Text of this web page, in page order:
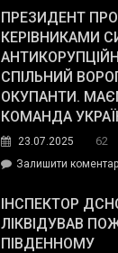
ОПЗ
з
резерву
ПРЕЗИДЕНТ
КЕРІВНИКАМИ
СПІЛЬНИЙ
ОКУПАНТИ.
КОМАНДА
23.07.2025 62
Залишити коментар
ІНСПЕКТОР
ЛІКВІДУВАВ
ПІВДЕННОМУ